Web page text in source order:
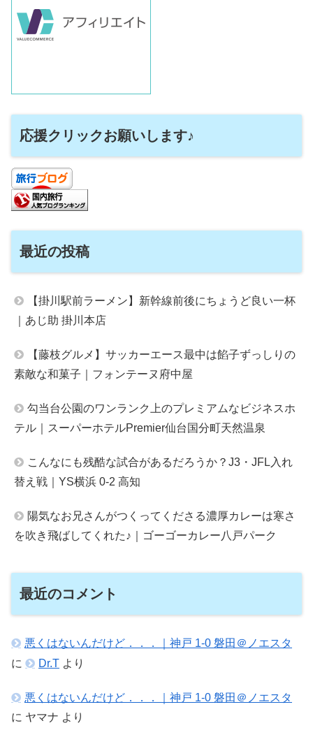
応援クリックお願いします♪
最近の投稿
【掛川駅前ラーメン】新幹線前後にちょうど良い一杯
｜あじ助 掛川本店
【藤枝グルメ】サッカーエース最中は餡子ずっしりの
素敵な和菓子｜フォンテーヌ府中屋
勾当台公園のワンランク上のプレミアムなビジネスホ
テル｜スーパーホテルPremier仙台国分町天然温泉
こんなにも残酷な試合があるだろうか？J3・JFL入れ
替え戦｜YS横浜 0-2 高知
陽気なお兄さんがつくってくださる濃厚カレーは寒さ
を吹き飛ばしてくれた♪｜ゴーゴーカレー八戸パーク
最近のコメント
悪くはないんだけど．．．｜神戸 1-0 磐田＠ノエスタ
に
Dr.T より
悪くはないんだけど．．．｜神戸 1-0 磐田＠ノエスタ
に ヤマナ より